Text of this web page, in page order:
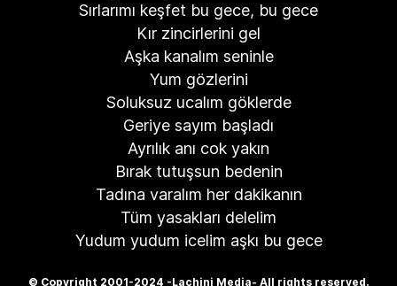
Sırlarımı keşfet bu gece, bu gece
Kır zincirlerini gel
Aşka kanalım seninle
Yum gözlerini
Soluksuz ucalım göklerde
Geriye sayım başladı
Ayrılık anı cok yakın
Bırak tutuşsun bedenin
Tadına varalım her dakikanın
Tüm yasakları delelim
Yudum yudum icelim aşkı bu gece
© Copyright 2001-2024 -Lachini Media- All rights reserved.